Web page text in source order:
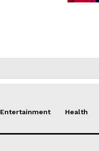
Entertainment Health